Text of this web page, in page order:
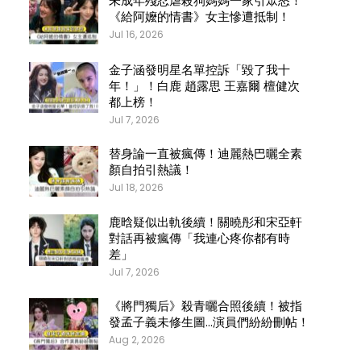
《給阿嬤的情書》女主慘遭抵制！
Jul 16, 2026
金子涵發明星名單控訴「毀了我十
年！」！白鹿 趙露思 王嘉爾 檀健次
都上榜！
Jul 7, 2026
替身論一直被瘋傳！迪麗熱巴曬全素
顏自拍引熱議！
Jul 18, 2026
鹿晗疑似出軌後續！關曉彤和宋亞軒
對話再被瘋傳「我連心疼你都有時
差」
Jul 7, 2026
《將門獨后》殺青曬合照後續！被指
發孟子義未修生圖…演員們紛紛刪帖！
Aug 2, 2026